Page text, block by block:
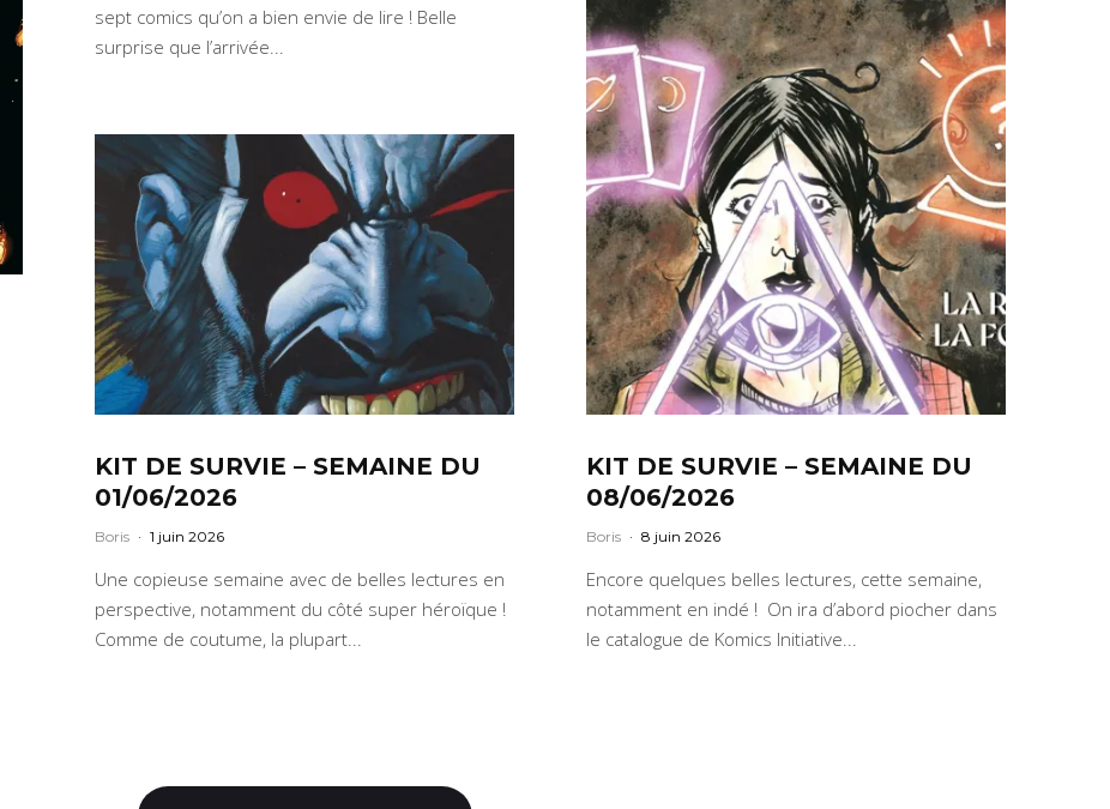
sept comics qu’on a bien envie de lire ! Belle
surprise que l’arrivée...
KIT DE SURVIE – SEMAINE DU
08/06/2026
Boris · 8 juin 2026
Encore quelques belles lectures, cette semaine,
notamment en indé ! On ira d’abord piocher dans
le catalogue de Komics Initiative...
KIT DE SURVIE – SEMAINE DU
01/06/2026
Boris · 1 juin 2026
Une copieuse semaine avec de belles lectures en
perspective, notamment du côté super héroïque !
Comme de coutume, la plupart...